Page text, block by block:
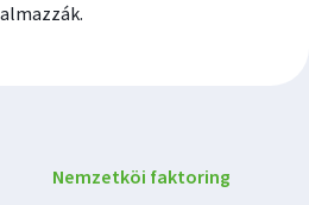
Nemzetköi faktoring